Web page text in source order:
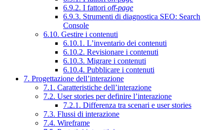
6.9.2. I fattori off-page
6.9.3. Strumenti di diagnostica SEO: Search
Console
6.10. Gestire i contenuti
6.10.1. L’inventario dei contenuti
6.10.2. Revisionare i contenuti
6.10.3. Migrare i contenuti
6.10.4. Pubblicare i contenuti
7. Progettazione dell’interazione
7.1. Caratteristiche dell’interazione
7.2. User stories per definire l’interazione
7.2.1. Differenza tra scenari e user stories
7.3. Flussi di interazione
7.4. Wireframe